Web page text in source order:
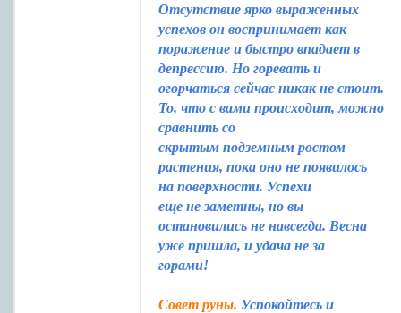
Отсутствие ярко выраженных
успехов он воспринимает как
поражение и быстро впадает в
депрессию. Но горевать и
огорчаться сейчас никак не стоит.
То, что с вами происходит, можно
сравнить со
скрытым подземным ростом
растения, пока оно не появилось
на поверхности. Успехи
еще не заметны, но вы
остановились не навсегда. Весна
уже пришла, и удача не за
горами!
Совет руны. Успокойтесь и